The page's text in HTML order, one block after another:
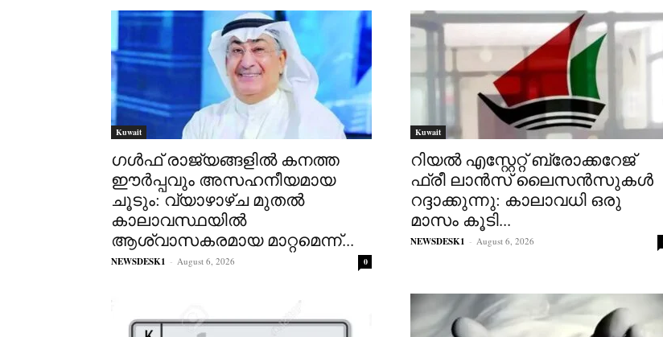
Kuwait
ഗൾഫ് രാജ്യങ്ങളിൽ കനത്ത
ഈർപ്പവും അസഹനീയമായ
ചൂടും: വ്യാഴാഴ്ച മുതൽ
കാലാവസ്ഥയിൽ
ആശ്വാസകരമായ മാറ്റമെന്ന്...
NEWSDESK1 - August 6, 2026 0
Kuwait
റിയൽ എസ്റ്റേറ്റ് ബ്രോക്കറേജ്
ഫ്രീ ലാൻസ് ലൈസൻസുകൾ
റദ്ദാക്കുന്നു: കാലാവധി ഒരു
മാസം കൂടി...
NEWSDESK1 - August 6, 2026